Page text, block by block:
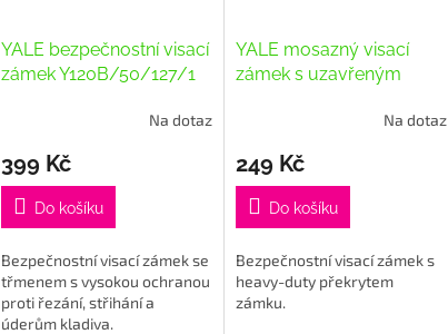
YALE bezpečnostní visací
zámek Y120B/50/127/1
produktu
je
z
hvězdiček.
Na dotaz
399 Kč
Do košíku
Bezpečnostní visací zámek se
třmenem s vysokou ochranou
proti řezání, střihání a
úderům kladiva.
YALE mosazný visací
zámek s uzavřeným
produktu
je
z
hvězdiček.
Na dotaz
249 Kč
Do košíku
Bezpečnostní visací zámek s
heavy-duty překrytem
zámku.